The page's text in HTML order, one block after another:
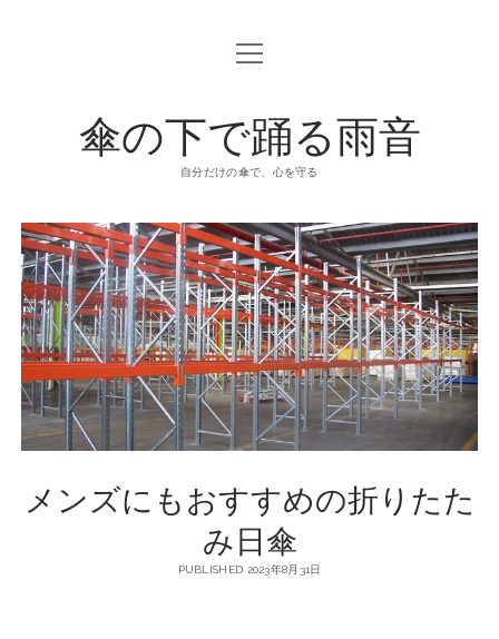
o
p
m
e
n
u
傘の下で踊る雨音
自分だけの傘で、心を守る
メンズにもおすすめの折りたた
み日傘
PUBLISHED 2023年8月31日